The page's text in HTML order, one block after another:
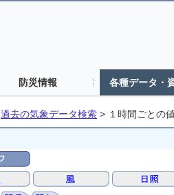
防災情報 各種データ・
過去の気象データ検索 > １時間ごとの